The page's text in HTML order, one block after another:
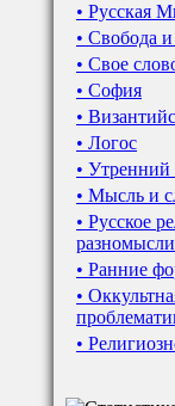
• Русская
• Свобода и
• Свое
• София
•
• Логос
• Утренний
• Мысль и
• Русское
• Ранние
•
•